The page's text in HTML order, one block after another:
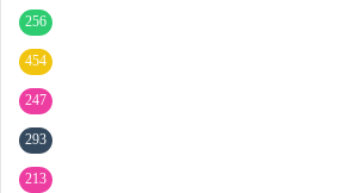
256
454
247
293
213